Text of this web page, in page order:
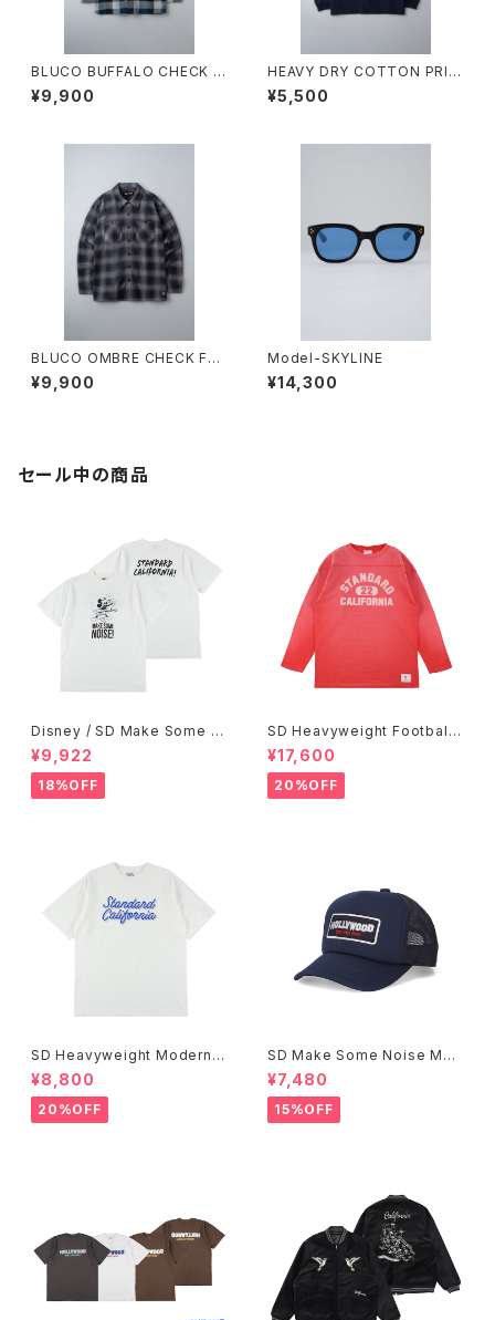
BLUCO BUFFALO CHECK F
LANNEL SHIRT
¥9,900
HEAVY DRY COTTON PRIN
T L/S TEE -Artwork by 遊
鷹-
¥5,500
BLUCO OMBRE CHECK FLA
NNEL SHIRT
¥9,900
Model-SKYLINE
¥14,300
セール中の商品
Disney / SD Make Some N
oise T
¥9,922
18%OFF
SD Heavyweight Football
Logo LS T VW
¥17,600
20%OFF
SD Heavyweight Modern T
wist Signs Logo T
¥8,800
20%OFF
SD Make Some Noise Mes
h Cap
¥7,480
15%OFF